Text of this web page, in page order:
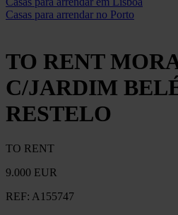
Casas para arrendar no Porto
TO RENT
C/JARDIM
RESTELO
TO RENT
9.000 EUR
REF: A155747